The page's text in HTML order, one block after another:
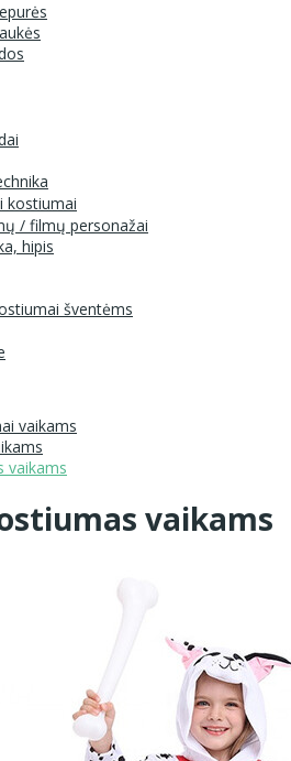
kostiumai
/ filmų personažai
hipis
šventėms
vaikams
vaikams
vaikams